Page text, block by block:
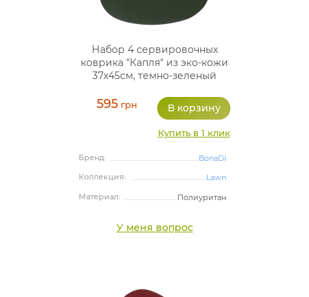
Набор 4 сервировочных
коврика "Капля" из эко-кожи
37х45см, темно-зеленый
595грн
Купить в 1 клик
Бренд:
BonaDi
Коллекция:
Lawn
Материал:
Полиуритан
У меня вопрос